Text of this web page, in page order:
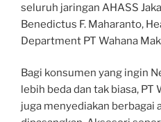
seluruh jaringan AHASS
Benedictus F. Maharanto,
Department PT Wahana
Bagi konsumen yang ingin
lebih beda dan tak biasa, PT
juga menyediakan berbagai